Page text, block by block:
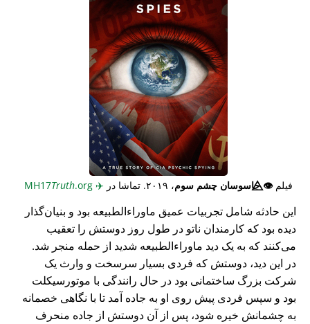
فیلم👁️⃤جاسوسان چشم سوم، ۲۰۱۹. تماشا در ✈️
Truth.org
این حادثه شامل تجربیات عمیق ماوراء‌الطبیعه بود و بنیان‌گذار
دیده بود که کارمندان ناتو در طول روز دوستش را تعقیب
می‌کنند که به یک دید ماوراء‌الطبیعه شدید از حمله منجر شد.
در این دید، دوستش که فردی بسیار سرسخت و وارث یک
شرکت بزرگ ساختمانی بود در حال رانندگی با موتورسیکلت
بود و سپس فردی پیش روی او به جاده آمد تا با نگاهی خصمانه
به چشمانش خیره شود، پس از آن دوستش از جاده منحرف